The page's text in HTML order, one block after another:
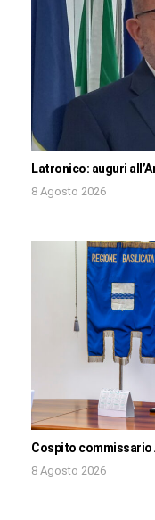
Latronico: auguri
8 Agosto 2026
Cospito commissario
8 Agosto 2026